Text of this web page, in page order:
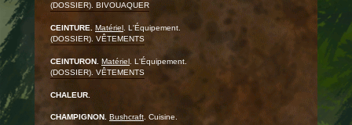
(DOSSIER). BIVOUAQUER
CEINTURE. Matériel . L'Équipement.
(DOSSIER). VÊTEMENTS
CEINTURON. Matériel . L'Équipement.
(DOSSIER). VÊTEMENTS
CHALEUR.
CHAMPIGNON. Bushcraft . Cuisine.